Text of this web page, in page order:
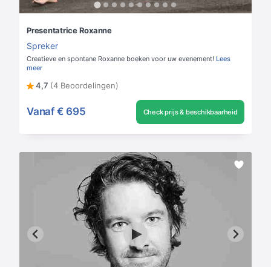
Presentatrice Roxanne
Spreker
Creatieve en spontane Roxanne boeken voor uw evenement! Lees
meer
4,7 (4 Beoordelingen)
Vanaf € 695 Check prijs & beschikbaarheid